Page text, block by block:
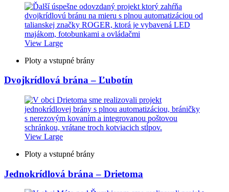
View Large
Ploty a vstupné brány
Dvojkrídlová brána – Ľubotín
View Large
Ploty a vstupné brány
Jednokrídlová brána – Drietoma